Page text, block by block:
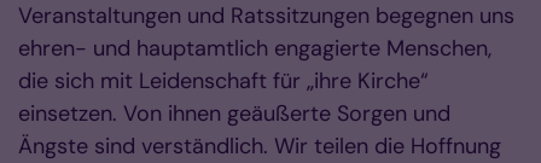
Veranstaltungen und Ratssitzungen begegnen uns
ehren- und hauptamtlich engagierte Menschen,
die sich mit Leidenschaft für „ihre Kirche“
einsetzen. Von ihnen geäußerte Sorgen und
Ängste sind verständlich. Wir teilen die Hoffnung